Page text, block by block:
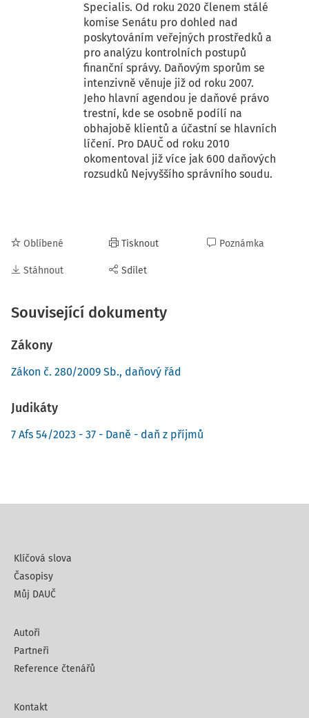
Specialis. Od roku 2020 členem stálé
komise Senátu pro dohled nad
poskytováním veřejných prostředků a
pro analýzu kontrolních postupů
finanční správy. Daňovým sporům se
intenzivně věnuje již od roku 2007.
Jeho hlavní agendou je daňové právo
trestní, kde se osobně podílí na
obhajobě klientů a účastní se hlavních
líčení. Pro DAUČ od roku 2010
okomentoval již více jak 600 daňových
rozsudků Nejvyššího správního soudu.
Oblíbené
Stáhnout
Tisknout
Sdílet
Poznámka
Související dokumenty
Zákony
Zákon č. 280/2009 Sb., daňový řád
Judikáty
7 Afs 54/2023 - 37 - Daně - daň z příjmů
Klíčová slova
Časopisy
Můj DAUČ
Autoři
Partneři
Reference čtenářů
Kontakt